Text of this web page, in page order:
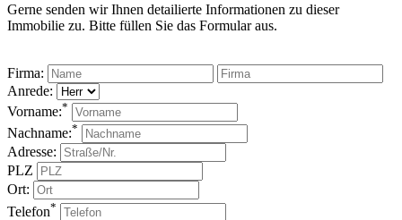
Gerne senden wir Ihnen detailierte Informationen zu dieser
Immobilie zu. Bitte füllen Sie das Formular aus.
Firma:
Anrede:
Vorname:*
Nachname:*
Adresse:
PLZ
Ort:
Telefon*